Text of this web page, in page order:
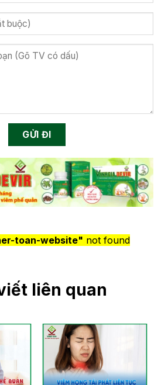
toan-website" not found
liên quan